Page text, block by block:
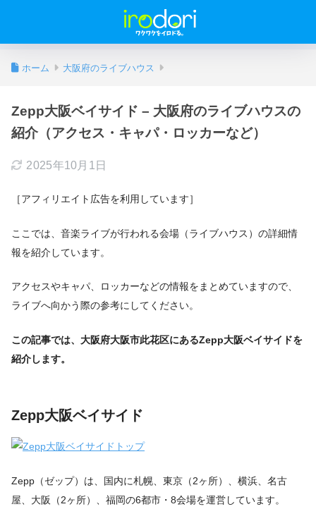
ホーム 大阪府のライブハウス
Zepp大阪ベイサイド – 大阪府のライブハウスの
紹介（アクセス・キャパ・ロッカーなど）
2025年10月1日
［アフィリエイト広告を利用しています］
ここでは、音楽ライブが行われる会場（ライブハウス）の詳細情
報を紹介しています。
アクセスやキャパ、ロッカーなどの情報をまとめていますので、
ライブへ向かう際の参考にしてください。
この記事では、大阪府大阪市此花区にあるZepp大阪ベイサイドを
紹介します。
Zepp大阪ベイサイド
Zepp（ゼップ）は、国内に札幌、東京（2ヶ所）、横浜、名古
屋、大阪（2ヶ所）、福岡の6都市・8会場を運営しています。